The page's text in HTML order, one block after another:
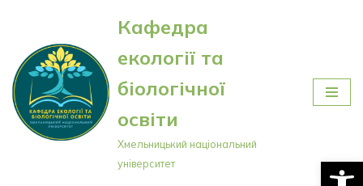
Перейти
до
вмісту
Кафедра
екології та
біологічної
освіти
Хмельницький національний
університет